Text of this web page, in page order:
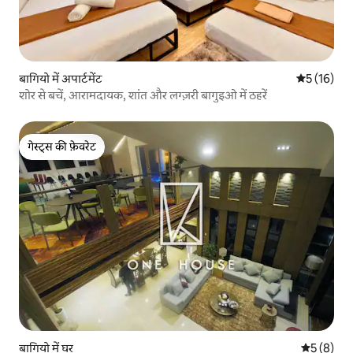
बागियो में अपार्टमेंट औसत रेटिंग
5 (16)
शोर से बचें, आरामदायक, शांत और लग्ज़री बागुइओ में ठहरें
गेस्ट्स की फ़ेवरेट
गेस्ट्स की फ़ेवरेट
बागियो में घर औसत रेटिंग
5 (8)